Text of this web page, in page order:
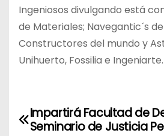
Ingeniosos divulgando está
de Materiales; Navegantic´s
Constructores del mundo y
Unihuerto, Fossilia e Ingeniarte.
NImpartirá Facultad de
Seminario de Justicia